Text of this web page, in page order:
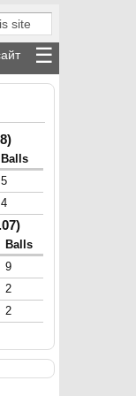
Balls
5
4
Balls
9
2
2